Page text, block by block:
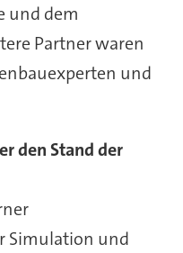
und dem
Partner waren
und
den Stand der
Simulation und